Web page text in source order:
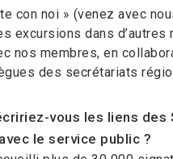
con noi » (venez avec
excursions dans d’autres
nos membres, en
des secrétariats
vous les liens des
le service public ?